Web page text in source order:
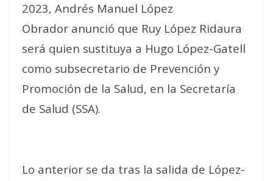
2023, Andrés Manuel López
Obrador anunció que Ruy López Ridaura
será quien sustituya a Hugo López-Gatell
como subsecretario de Prevención y
Promoción de la Salud, en la Secretaría
de Salud (SSA).
Lo anterior se da tras la salida de López-